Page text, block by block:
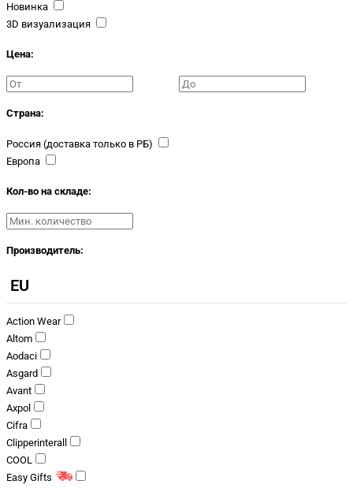
Новинка
3D визуализация
Цена:
Страна:
Россия (доставка только в РБ)
Европа
Кол-во на складе:
Производитель:
EU
Action Wear
Altom
Aodaci
Asgard
Avant
Axpol
Cifra
Clipperinterall
COOL
Easy Gifts